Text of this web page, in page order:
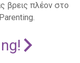
βρεις πλέον στο